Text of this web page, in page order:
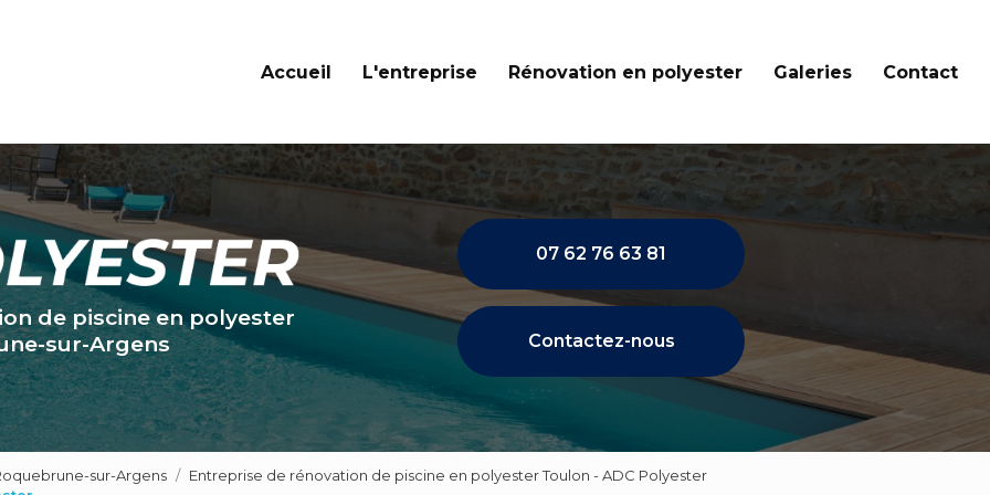
Accueil L'entreprise Rénovation en polyester Galeries Contact
de piscine en polyester
sur-Argens
07 62 76 63 81
Contactez-nous
sur-Argens
Entreprise de rénovation de piscine en polyester Toulon - ADC Polyester